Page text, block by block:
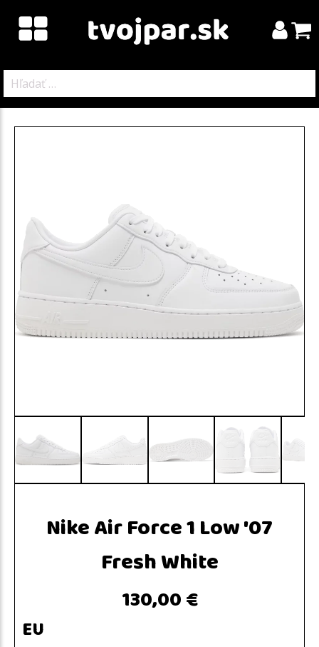
Nike Air Force 1 Low '07
Fresh White
130,00 €
EU